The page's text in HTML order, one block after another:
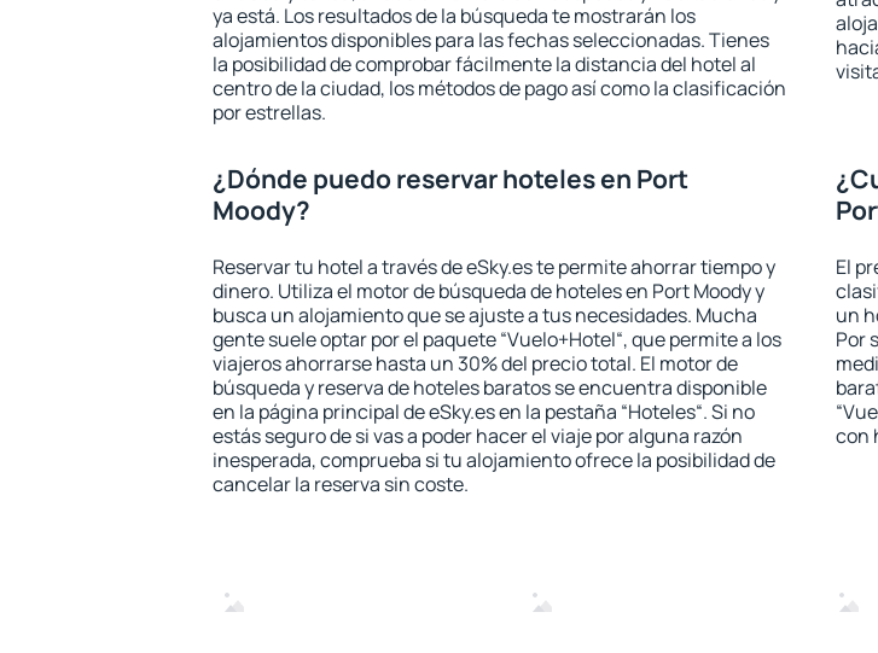
ya está. Los resultados de la búsqueda te mostrarán los
alojamientos disponibles para las fechas seleccionadas. Tienes
la posibilidad de comprobar fácilmente la distancia del hotel al
centro de la ciudad, los métodos de pago así como la clasificación
por estrellas.
¿Dónde puedo reservar hoteles en Port
Moody?
Reservar tu hotel a través de eSky.es te permite ahorrar tiempo y
dinero. Utiliza el motor de búsqueda de hoteles en Port Moody y
busca un alojamiento que se ajuste a tus necesidades. Mucha
gente suele optar por el paquete “Vuelo+Hotel“, que permite a los
viajeros ahorrarse hasta un 30% del precio total. El motor de
búsqueda y reserva de hoteles baratos se encuentra disponible
en la página principal de eSky.es en la pestaña “Hoteles“. Si no
estás seguro de si vas a poder hacer el viaje por alguna razón
inesperada, comprueba si tu alojamiento ofrece la posibilidad de
cancelar la reserva sin coste.
El
un
Por
con